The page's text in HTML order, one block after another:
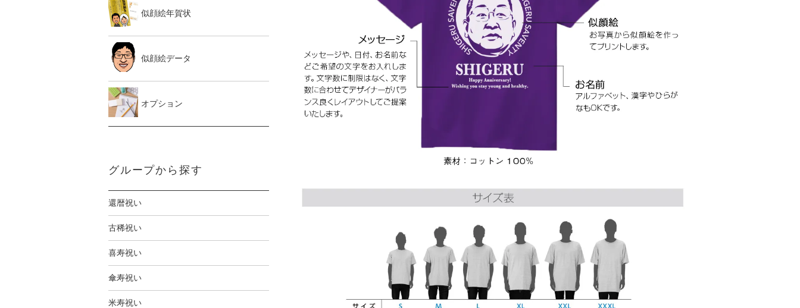
似顔絵年賀状
似顔絵データ
オプション
グループから探す
還暦祝い
古稀祝い
喜寿祝い
傘寿祝い
米寿祝い